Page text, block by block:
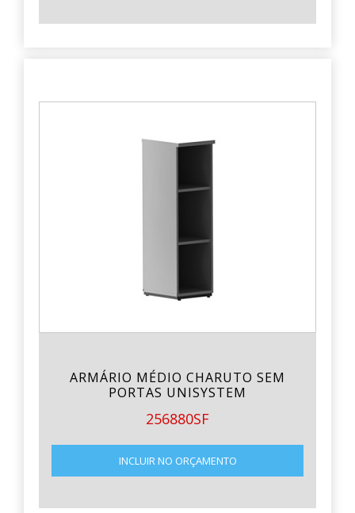
ARMÁRIO MÉDIO CHARUTO SEM
PORTAS UNISYSTEM
256880SF
INCLUIR NO ORÇAMENTO